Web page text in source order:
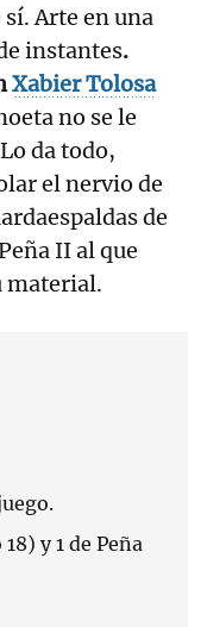
Arte en una
instantes.
Xabier Tolosa
no se le
da todo,
el nervio de
de
II al que
material.
y 1 de Peña